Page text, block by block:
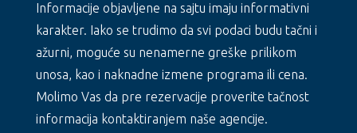
Informacije objavljene na sajtu imaju informativni
karakter. Iako se trudimo da svi podaci budu tačni i
ažurni, moguće su nenamerne greške prilikom
unosa, kao i naknadne izmene programa ili cena.
Molimo Vas da pre rezervacije proverite tačnost
informacija kontaktiranjem naše agencije.